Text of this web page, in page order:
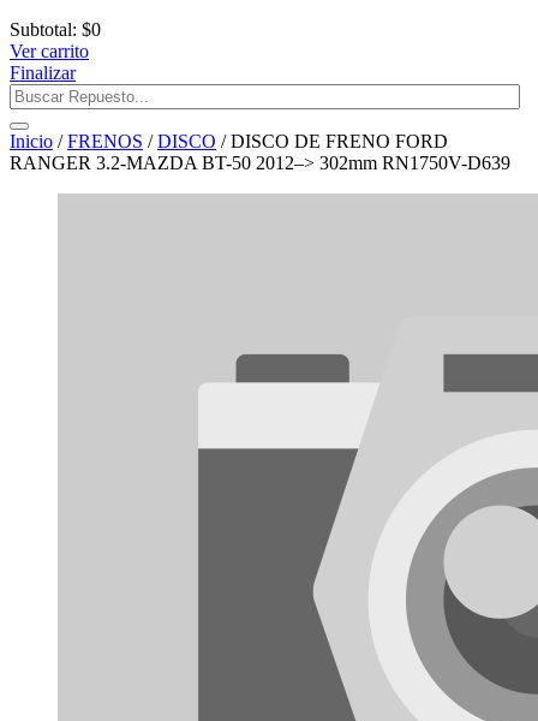
Subtotal: $0
Ver carrito
Finalizar
Inicio /FRENOS /DISCO / DISCO DE FRENO FORD
RANGER 3.2-MAZDA BT-50 2012–> 302mm RN1750V-D639